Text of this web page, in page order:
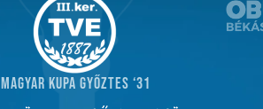
MAGYAR KUPA GYŐZTES ‘31